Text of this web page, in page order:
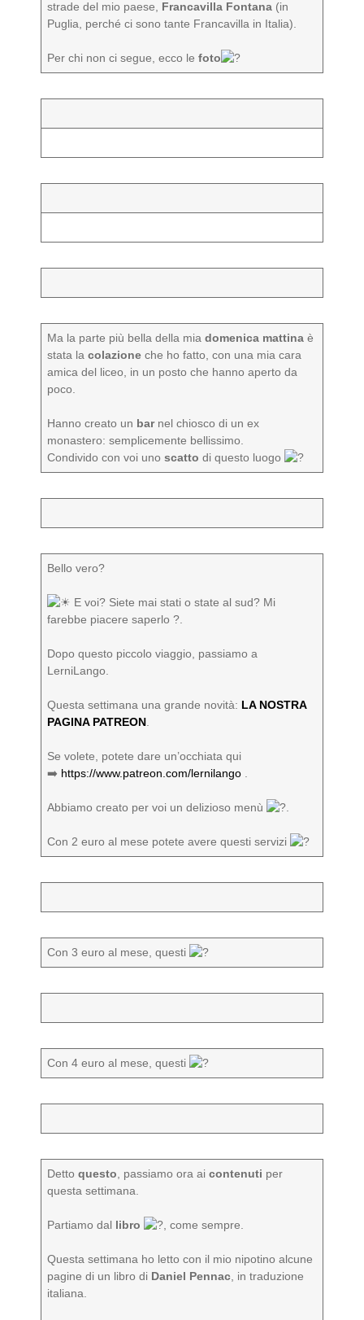
strade del mio paese, Francavilla Fontana (in
Puglia, perché ci sono tante Francavilla in Italia).
Per chi non ci segue, ecco lefoto
Ma la parte più bella della miadomenica mattina è
stata lacolazione che ho fatto, con una mia cara
amica del liceo, in un posto che hanno aperto da
poco.
Hanno creato un barnel chiosco di un ex
monastero: semplicemente bellissimo.
Condivido con voi unoscatto di questo luogo
Bello vero?
️ E voi? Siete mai stati o state al sud? Mi
farebbe piacere saperlo ?.
Dopo questo piccolo viaggio, passiamo a
LerniLango.
Questa settimana una grande novità: LA NOSTRA
PAGINA PATREON
Se volete, potete dare un’occhiata qui
➡️ https://www.patreon.com/lernilango
Abbiamo creato per voi un delizioso menù
Con 2 euro al mese potete avere questi servizi
Con 3 euro al mese, questi
Con 4 euro al mese, questi
Dettoquesto , passiamo ora aicontenuti per
questa settimana.
Partiamo dal libro , come sempre.
Questa settimana ho letto con il mio nipotino alcune
pagine di un libro di Daniel Pennac , in traduzione
italiana.